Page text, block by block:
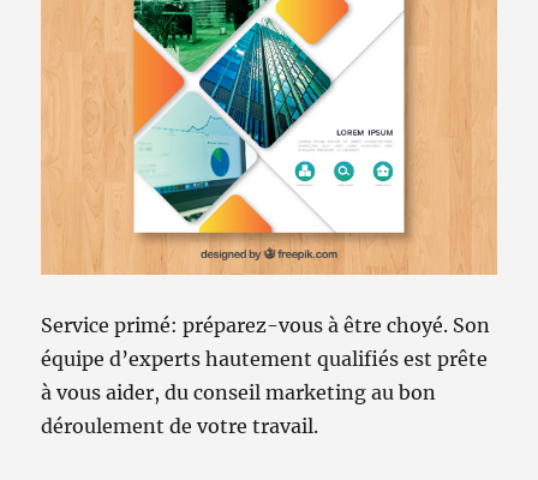
Service primé: préparez-vous à être choyé. Son
équipe d’experts hautement qualifiés est prête
à vous aider, du conseil marketing au bon
déroulement de votre travail.